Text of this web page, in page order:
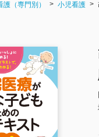
護（専門別） 小児看護